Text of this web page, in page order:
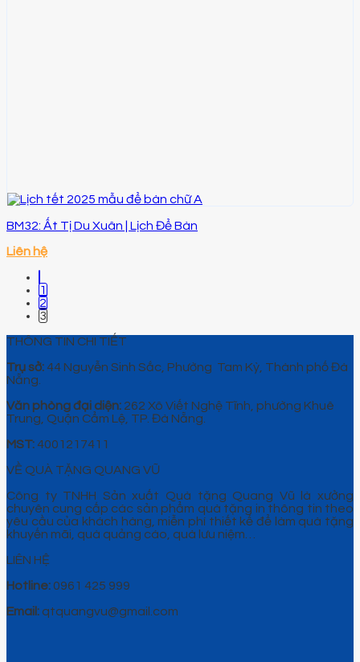
BM32: Ất Tị Du Xuân | Lịch Để Bàn
Liên hệ
1
2
3
THÔNG TIN CHI TIẾT
Trụ sở: 44 Nguyễn Sinh Sắc, Phường Tam Kỳ, Thành phố Đà
Nẵng.
Văn phòng đại diện: 262 Xô Viết Nghệ Tĩnh, phường Khuê
Trung, Quận Cẩm Lệ, TP. Đà Nẵng.
MST: 4001217411
VỀ QUÀ TẶNG QUANG VŨ
Công ty TNHH Sản xuất Quà tặng Quang Vũ là xưởng
chuyên cung cấp các sản phẩm quà tặng in thông tin theo
yêu cầu của khách hàng, miễn phí thiết kế để làm quà tặng
khuyến mãi, quà quảng cáo, quà lưu niệm…
LIÊN HỆ
Hotline: 0961 425 999
Email: qtquangvu@gmail.com